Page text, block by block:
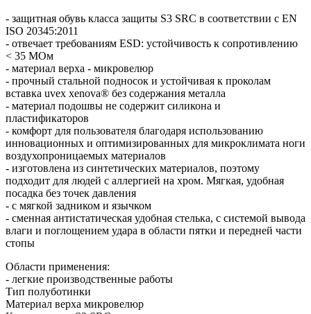
- защитная обувь класса защиты S3 SRC в соответствии с EN
ISO 20345:2011
- отвечает требованиям ESD: устойчивость к сопротивлению
< 35 МОм
- материал верха - микровелюр
- прочный стальной подносок и устойчивая к проколам
вставка uvex xenova® без содержания металла
- материал подошвы не содержит силикона и
пластификаторов
- комфорт для пользователя благодаря использованию
инновационных и оптимизированных для микроклимата ноги
воздухопроницаемых материалов
- изготовлена из синтетических материалов, поэтому
подходит для людей с аллергией на хром. Мягкая, удобная
посадка без точек давления
- с мягкой задником и язычком
- сменная антистатическая удобная стелька, с системой вывода
влаги и поглощением удара в области пятки и передней части
стопы
Области применения:
- легкие производственные работы
Тип полуботинки
Материал верха микровелюр